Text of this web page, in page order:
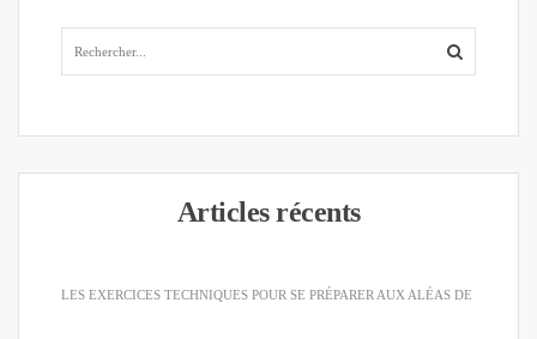
Articles récents
LES EXERCICES TECHNIQUES POUR SE PRÉPARER AUX ALÉAS DE